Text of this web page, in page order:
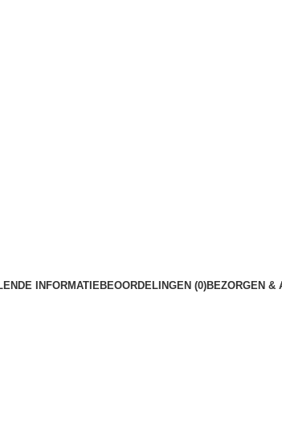
INFORMATIE BEOORDELINGEN (0)BEZORGEN &